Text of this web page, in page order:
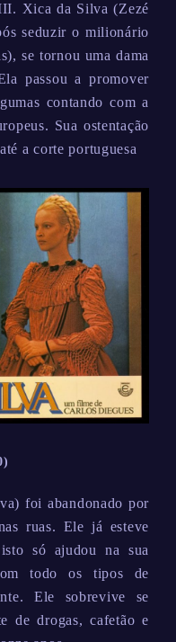
Xica da Silva (Zezé
seduzir o milionário
se tornou uma dama
passou a promover
contando com a
Sua ostentação
a corte portuguesa
foi abandonado por
ruas. Ele já esteve
só ajudou na sua
todo os tipos de
Ele sobrevive se
de drogas, cafetão e